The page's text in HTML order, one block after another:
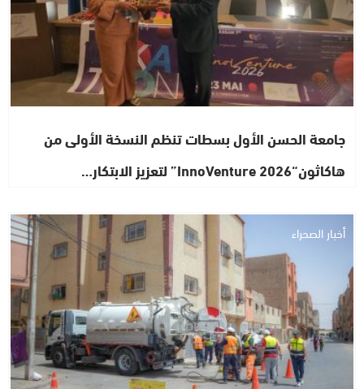
جامعة الحسن الأول بسطات تنظم النسخة الأولى من
هاكاثون“InnoVenture 2026” لتعزيز الابتكار…
أخبار الصحراء